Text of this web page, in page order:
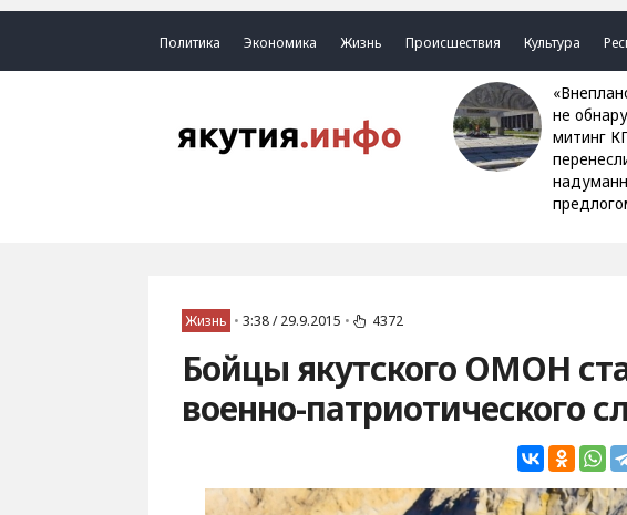
Политика Экономика Жизнь Происшествия Культура
«Внеплановых работ»
не
митинг
Жизнь • 3:38 / 29.9.2015 • 4372
Бойцы якутского ОМОН
военно-патриотического